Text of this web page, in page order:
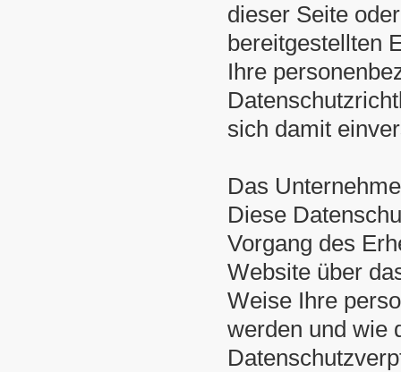
dieser Seite
bereitgestellten
Ihre
sich damit
Das
Diese
Vorgang des
Website über
Weise Ihre
werden und wie